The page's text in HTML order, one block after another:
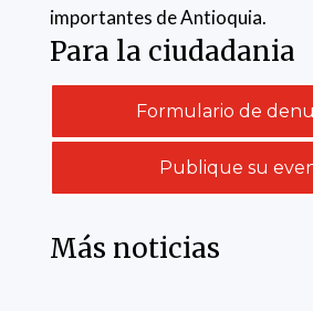
importantes de Antioquia.
Para la ciudadania
Formulario de
Publique su
Más noticias